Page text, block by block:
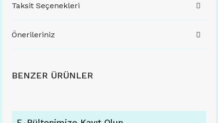
Taksit Seçenekleri
Önerileriniz
BENZER ÜRÜNLER